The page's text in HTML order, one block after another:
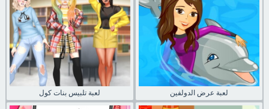
لعبة تلبيس بنات كول لعبة عرض الدولفين